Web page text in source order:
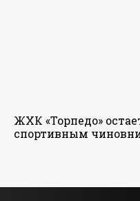
ЖХК «Торпедо»
спортивным